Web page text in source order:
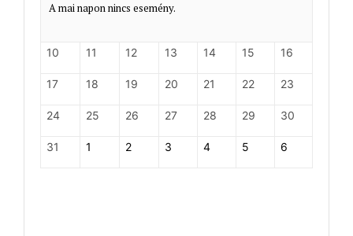
A mai napon nincs esemény.
10 11 12 13 14 15 16
17 18 19 20 21 22 23
24 25 26 27 28 29 30
31 1 2 3 4 5 6